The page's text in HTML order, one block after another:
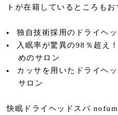
トが在籍しているところも
独自技術採用のドライヘ
入眠率が驚異の98％超え
めのサロン
カッサを用いたドライヘ
サロン
快眠ドライヘッドスパ